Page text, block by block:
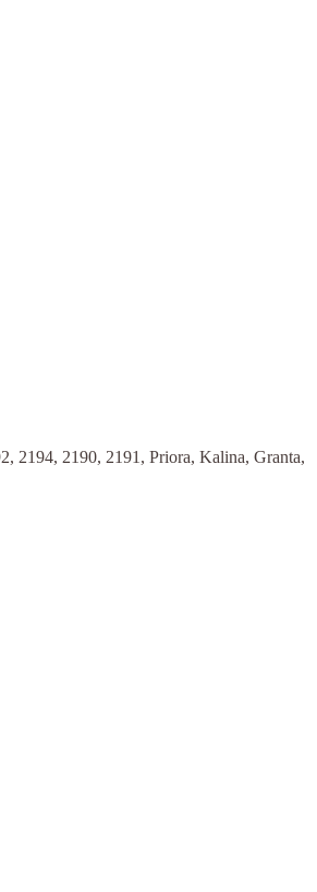
2194, 2190, 2191, Priora, Kalina, Granta,